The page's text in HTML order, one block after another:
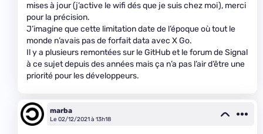
mises à jour (j’active le wifi dés que je suis chez moi), merci
pour la précision.
J’imagine que cette limitation date de l’époque où tout le
monde n’avais pas de forfait data avec X Go.
Il y a plusieurs remontées sur le GitHub et le forum de Signal
à ce sujet depuis des années mais ça n’a pas l’air d’être une
priorité pour les développeurs.
marba
Le 02/12/2021 à 13h18